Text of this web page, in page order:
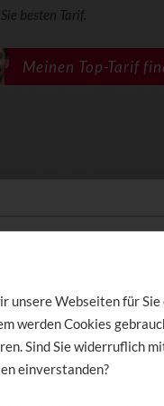
besten Tarif.
Meinen Top-Tarif
für später einen
Themen zu
unsere Webseiten für
werden Cookies
Sind Sie widerruflich
einverstanden?